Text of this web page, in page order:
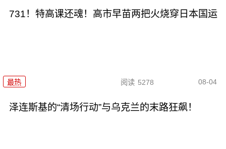
731！特高课还魂！高市早苗两把火烧穿日本国运
最热 阅读 5278 08-04
泽连斯基的“清场行动”与乌克兰的末路狂飙！